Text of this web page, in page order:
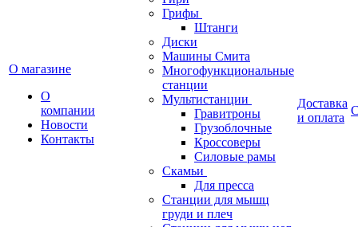
О магазине
О
компании
Новости
Контакты
Грифы
Штанги
Диски
Машины Смита
Многофункциональные
станции
Мультистанции
Гравитроны
Грузоблочные
Кроссоверы
Силовые рамы
Скамьи
Для пресса
Станции для мышц
груди и плеч
Доставка
и оплата